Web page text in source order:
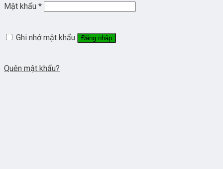
Mật khẩu *
Ghi nhớ mật khẩu Đăng nhập
Quên mật khẩu?